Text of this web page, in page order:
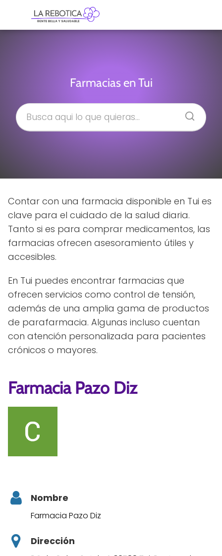
Farmacias en Tui
Contar con una farmacia disponible en Tui es
clave para el cuidado de la salud diaria.
Tanto si es para comprar medicamentos, las
farmacias ofrecen asesoramiento útiles y
accesibles.
En Tui puedes encontrar farmacias que
ofrecen servicios como control de tensión,
además de una amplia gama de productos
de parafarmacia. Algunas incluso cuentan
con atención personalizada para pacientes
crónicos o mayores.
Farmacia Pazo Diz
Nombre
Farmacia Pazo Diz
Dirección